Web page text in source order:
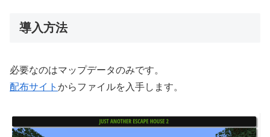
導入方法
必要なのはマップデータのみです。
配布サイト からファイルを入手します。